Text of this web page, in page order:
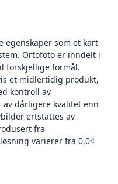
egenskaper som et kart
Ortofoto er inndelt i
forskjellige formål.
et midlertidig produkt,
kontroll av
dårligere kvalitet enn
ertstattes av
fra
varierer fra 0,04